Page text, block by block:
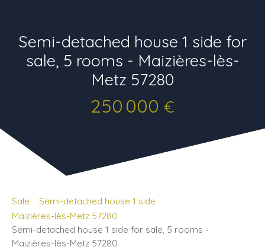
Semi-detached house 1 side for
sale, 5 rooms - Maizières-lès-
Metz 57280
250 000 €
Sale
Semi-detached house 1 side
Maizières-lès-Metz 57280
Semi-detached house 1 side for sale, 5 rooms -
Maizières-lès-Metz 57280